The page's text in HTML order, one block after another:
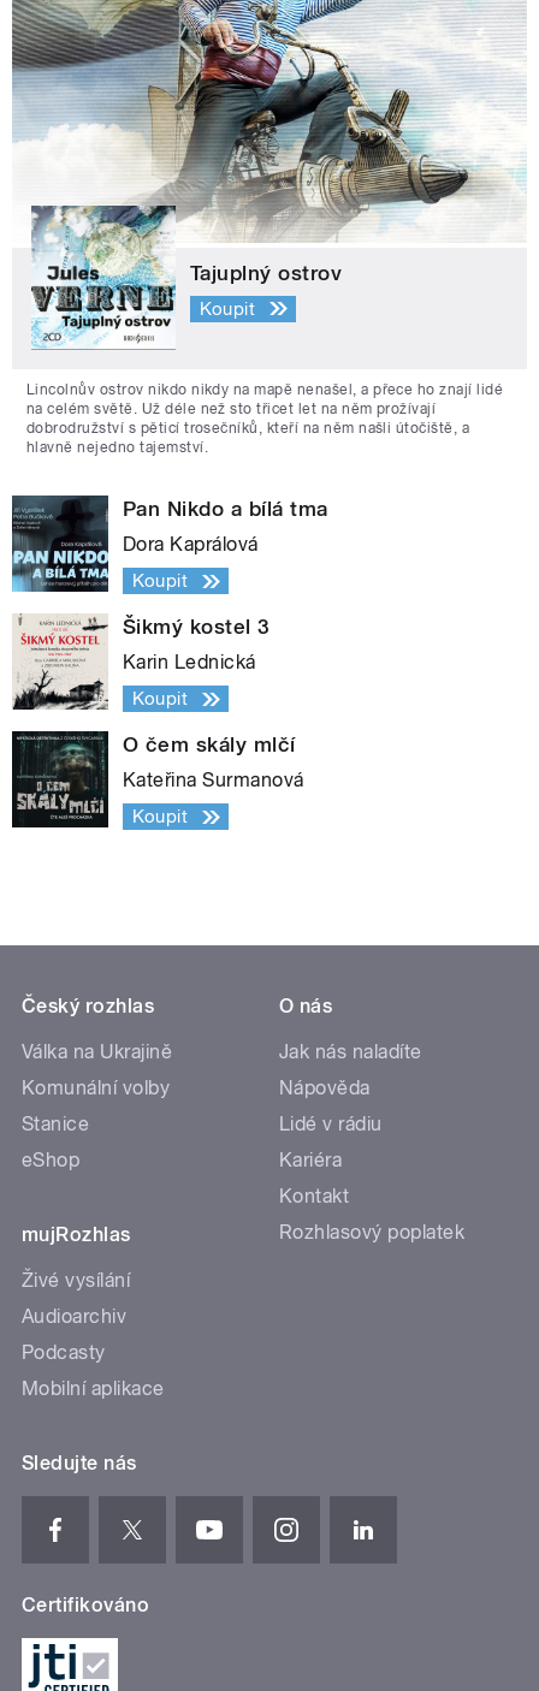
Tajuplný ostrov
Koupit
Lincolnův ostrov nikdo nikdy na mapě nenašel, a přece ho znají lidé
na celém světě. Už déle než sto třicet let na něm prožívají
dobrodružství s pěticí trosečníků, kteří na něm našli útočiště, a
hlavně nejedno tajemství.
Pan Nikdo a bílá tma
Dora Kaprálová
Koupit
Šikmý kostel 3
Karin Lednická
Koupit
O čem skály mlčí
Kateřina Surmanová
Koupit
Český rozhlas
Válka na Ukrajině
Komunální volby
Stanice
eShop
mujRozhlas
Živé vysílání
Audioarchiv
Podcasty
Mobilní aplikace
O nás
Jak nás naladíte
Nápověda
Lidé v rádiu
Kariéra
Kontakt
Rozhlasový poplatek
Sledujte nás
Certifikováno